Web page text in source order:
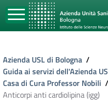
Azienda USL di Bologna /
Guida ai servizi dell'Azienda
Casa di Cura Professor Nobili /
Anticorpi anti cardiolipina (igg)